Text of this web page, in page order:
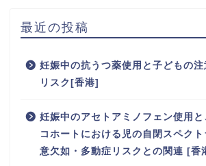
最近の投稿
妊娠中の抗うつ薬使用と子どもの
リスク[香港]
妊娠中のアセトアミノフェン使用
コホートにおける児の自閉スペク
意欠如・多動症リスクとの関連 [香